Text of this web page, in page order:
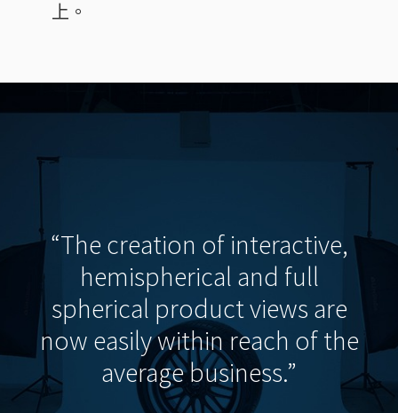
上。
“The creation of interactive,
hemispherical and full
spherical product views are
now easily within reach of the
average business.”